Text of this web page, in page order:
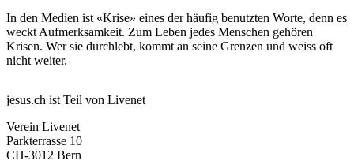
In den Medien ist «Krise» eines der häufig benutzten Worte, denn es
weckt Aufmerksamkeit. Zum Leben jedes Menschen gehören
Krisen. Wer sie durchlebt, kommt an seine Grenzen und weiss oft
nicht weiter.
jesus.ch ist Teil von Livenet
Verein Livenet
Parkterrasse 10
CH-3012 Bern